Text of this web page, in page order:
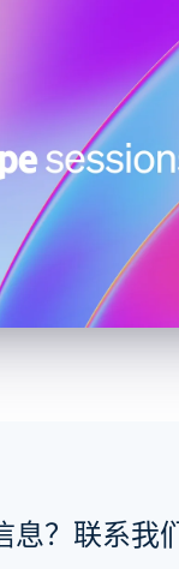
？联系我们
English